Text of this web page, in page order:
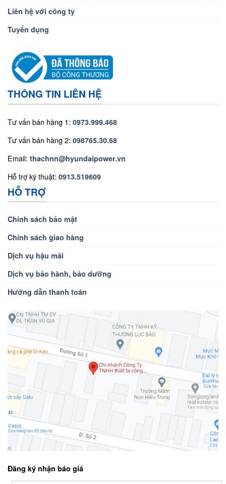
Liên hệ với công ty
Tuyển dụng
THÔNG TIN LIÊN HỆ
Tư vấn bán hàng 1: 0973.999.468
Tư vấn bán hàng 2: 098765.30.68
Email: thachnn@hyundaipower.vn
Hỗ trợ kỹ thuật: 0913.519609
HỖ TRỢ
Chính sách bảo mật
Chính sách giao hàng
Dịch vụ hậu mãi
Dịch vụ bảo hành, bảo dưỡng
Hướng dẫn thanh toán
Đăng ký nhận báo giá